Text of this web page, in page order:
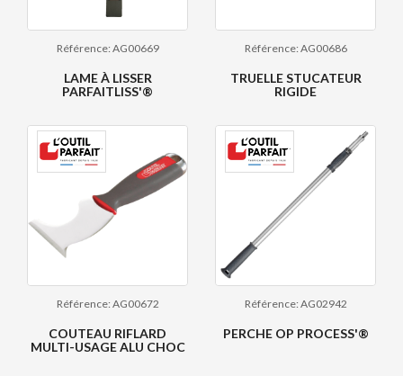
Référence: AG00669
LAME À LISSER
PARFAITLISS'®
Référence: AG00686
TRUELLE STUCATEUR
RIGIDE
Référence: AG00672
COUTEAU RIFLARD
MULTI-USAGE ALU CHOC
Référence: AG02942
PERCHE OP PROCESS'®